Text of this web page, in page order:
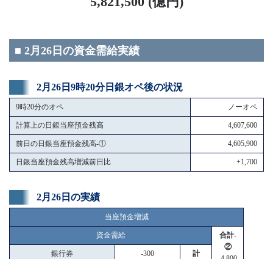
■ 2月26日の資金需給実績
2月26日9時20分日銀オペ後の状況
9時20分のオペ ノーオペ
計算上の日銀当座預金残高 4,607,600
前日の日銀当座預金残高-① 4,605,900
日銀当座預金残高増減前日比 +1,700
2月26日の実績
当座預金増減
資金需給
合計-
②
銀行券 -300
計